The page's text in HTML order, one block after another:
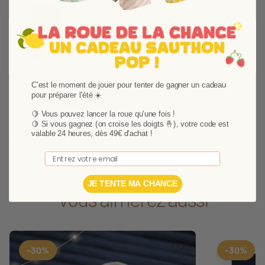
Description
Détails du produit
Vous aimerez aussi
Ajouter aux favoris
Supprimer des
-30% -30%
C'est le moment de jouer pour tenter de gagner un cadeau
pour préparer l'été ☀️
🍋 Vous pouvez lancer la roue qu'une fois !
🍋 Si vous gagnez (on croise les doigts 🤞), votre code est
valable 24 heures, dès 49€ d'achat !
Email
JE TENTE MA CHANCE